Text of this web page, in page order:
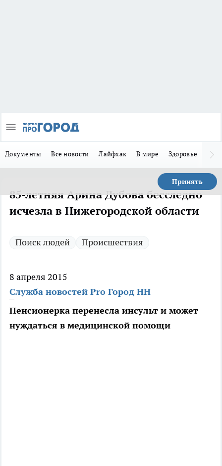
Документы Все новости Лайфхак В мире Здоровье
Принять
85-летняя Арина Дубова бесследно
исчезла в Нижегородской области
Поиск людей Происшествия
8 апреля 2015
Служба новостей Pro Город НН
Пенсионерка перенесла инсульт и может
нуждаться в медицинской помощи